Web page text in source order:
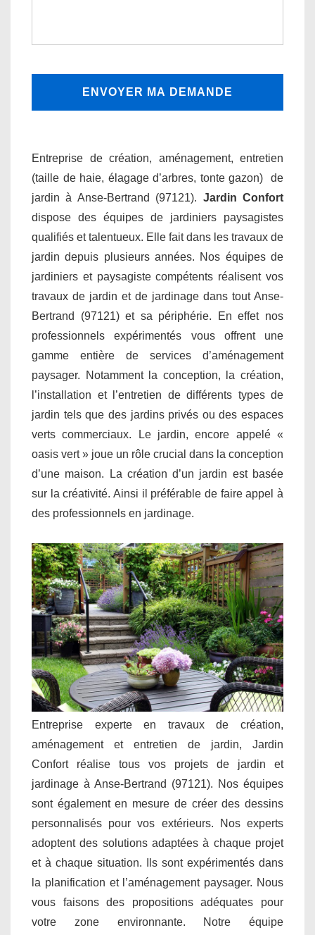
Entreprise de création, aménagement, entretien
(taille de haie, élagage d’arbres, tonte gazon) de
jardin à Anse-Bertrand (97121). Jardin Confort
dispose des équipes de jardiniers paysagistes
qualifiés et talentueux. Elle fait dans les travaux de
jardin depuis plusieurs années. Nos équipes de
jardiniers et paysagiste compétents réalisent vos
travaux de jardin et de jardinage dans tout Anse-
Bertrand (97121) et sa périphérie. En effet nos
professionnels expérimentés vous offrent une
gamme entière de services d’aménagement
paysager. Notamment la conception, la création,
l’installation et l’entretien de différents types de
jardin tels que des jardins privés ou des espaces
verts commerciaux. Le jardin, encore appelé «
oasis vert » joue un rôle crucial dans la conception
d’une maison. La création d’un jardin est basée
sur la créativité. Ainsi il préférable de faire appel à
des professionnels en jardinage.
Entreprise experte en travaux de création,
aménagement et entretien de jardin, Jardin
Confort réalise tous vos projets de jardin et
jardinage à Anse-Bertrand (97121). Nos équipes
sont également en mesure de créer des dessins
personnalisés pour vos extérieurs. Nos experts
adoptent des solutions adaptées à chaque projet
et à chaque situation. Ils sont expérimentés dans
la planification et l’aménagement paysager. Nous
vous faisons des propositions adéquates pour
votre zone environnante. Notre équipe